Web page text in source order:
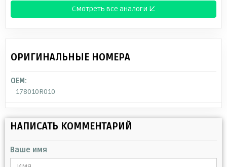
Смотреть все аналоги ↓
ОРИГИНАЛЬНЫЕ НОМЕРА
OEM:
178010R010
НАПИСАТЬ КОММЕНТАРИЙ
Ваше имя